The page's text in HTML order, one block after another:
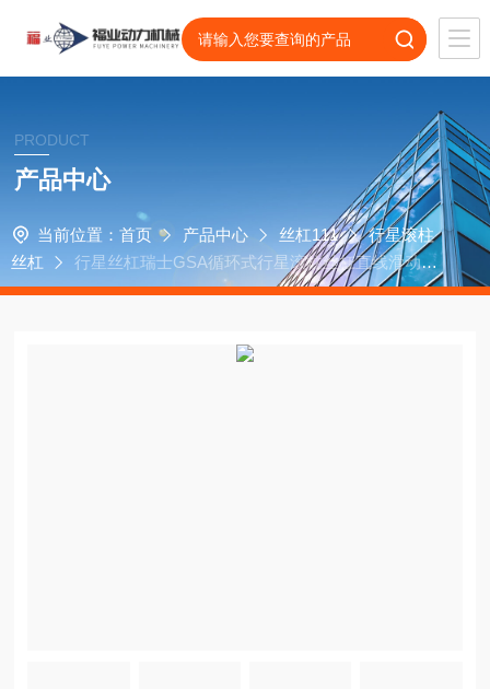
PRODUCT
产品中心
当前位置： 首页 产品中心 丝杠111
行星滚柱
丝杠
行星丝杠瑞士GSA循环式行星滚柱丝杠直线滑动轴
承